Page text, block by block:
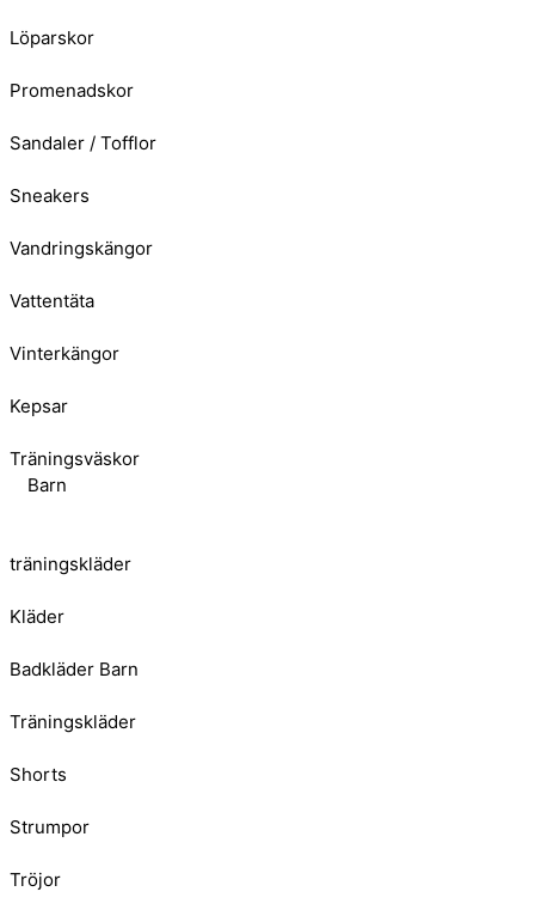
Löparskor
Promenadskor
Sandaler / Tofflor
Sneakers
Vandringskängor
Vattentäta
Vinterkängor
Kepsar
Träningsväskor
Barn
träningskläder
Kläder
Badkläder Barn
Träningskläder
Shorts
Strumpor
Tröjor